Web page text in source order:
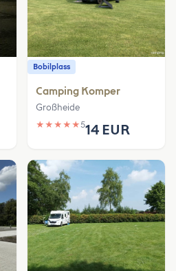
Bobilplass
Camping Komper
Großheide
★ ★ ★ ★ ★514 EUR